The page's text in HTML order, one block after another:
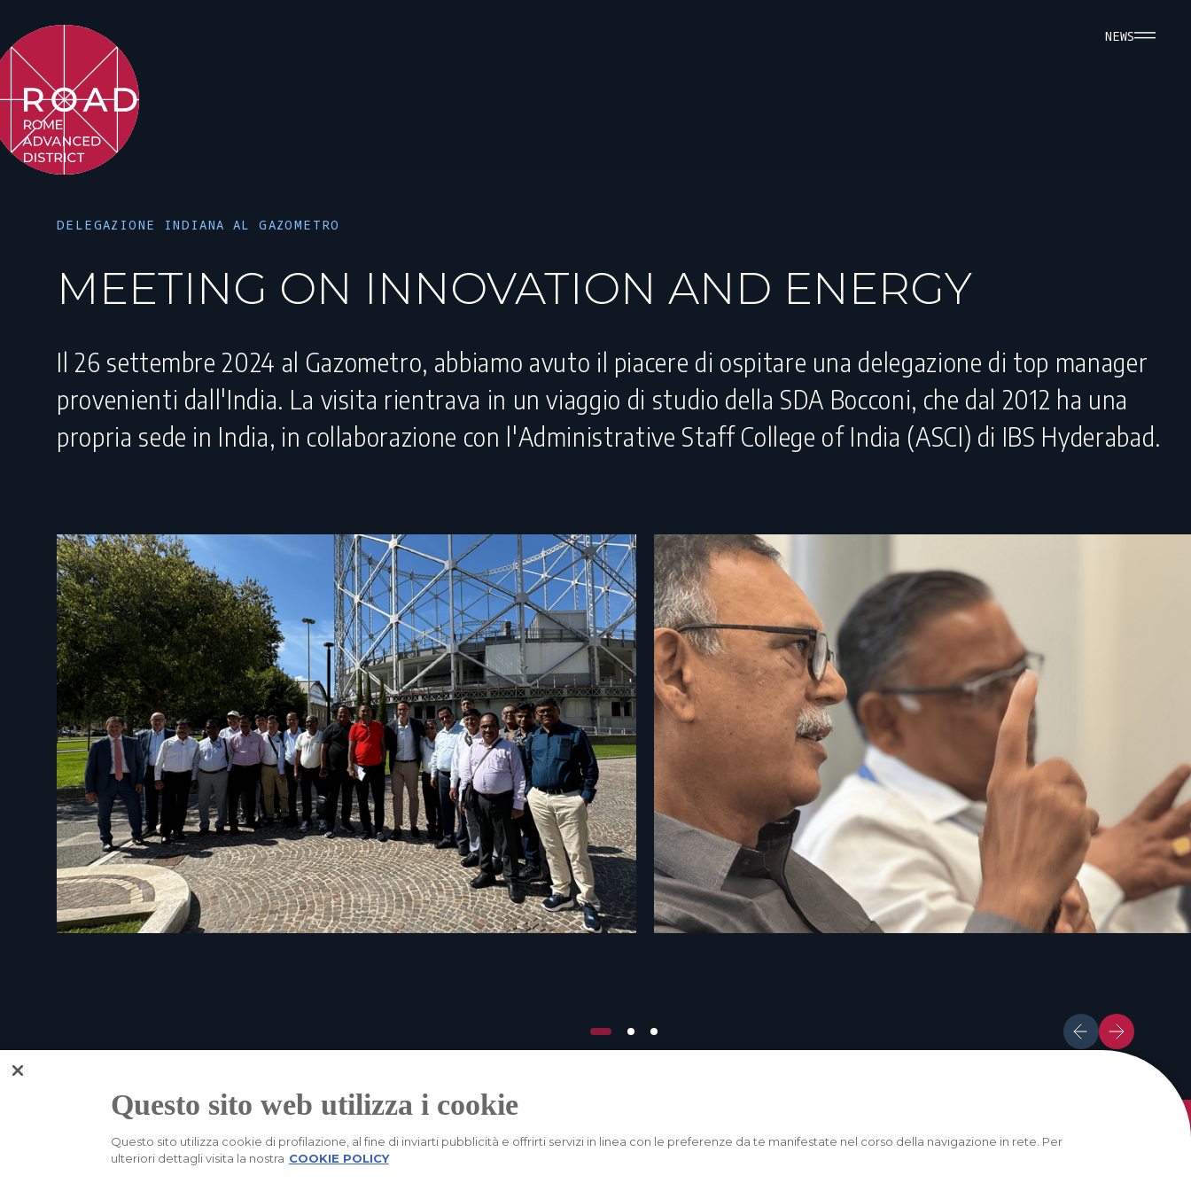
NEWS
DELEGAZIONE INDIANA AL GAZOMETRO
MEETING ON INNOVATION AND ENERGY
Il 26 settembre 2024 al Gazometro, abbiamo avuto il piacere di ospitare una delegazione di top manager
provenienti dall'India. La visita rientrava in un viaggio di studio della SDA Bocconi, che dal 2012 ha una
propria sede in India, in collaborazione con l'Administrative Staff College of India (ASCI) di IBS Hyderabad.
Questo sito web utilizza i cookie
Questo sito utilizza cookie di profilazione, al fine di inviarti pubblicità e offrirti servizi in linea con le preferenze da te manifestate nel corso della navigazione in rete. Per
ulteriori dettagli visita la nostra COOKIE POLICY